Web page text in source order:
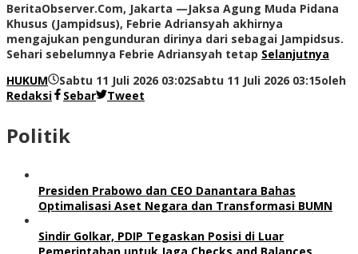
BeritaObserver.Com, Jakarta —Jaksa Agung Muda Pidana
Khusus (Jampidsus), Febrie Adriansyah akhirnya
mengajukan pengunduran dirinya dari sebagai Jampidsus.
Sehari sebelumnya Febrie Adriansyah tetap Selanjutnya
HUKUM
Sabtu 11 Juli 2026 03:02Sabtu 11 Juli 2026 03:15oleh
Redaksi
Sebar Tweet
Politik
Presiden Prabowo dan CEO Danantara Bahas
Optimalisasi Aset Negara dan Transformasi BUMN
Sindir Golkar, PDIP Tegaskan Posisi di Luar